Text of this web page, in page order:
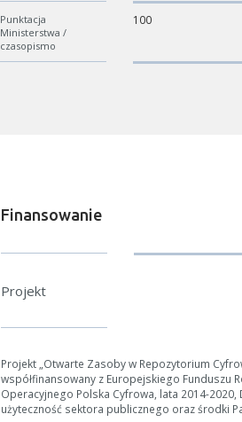
Punktacja
Ministerstwa /
czasopismo
100
Finansowanie
Projekt
Projekt „Otwarte Zasoby w Repozytorium
współfinansowany z Europejskiego Funduszu
Operacyjnego Polska Cyfrowa, lata 2014-2020,
użyteczność sektora publicznego oraz środki